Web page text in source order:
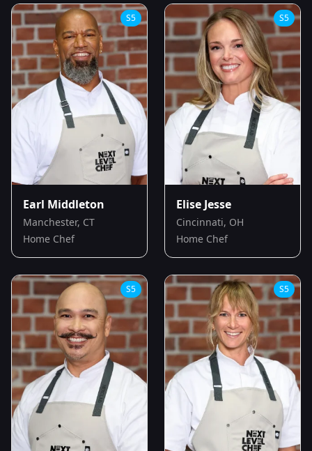
S5
Earl Middleton
Manchester, CT
Home Chef
S5
Elise Jesse
Cincinnati, OH
Home Chef
S5 S5